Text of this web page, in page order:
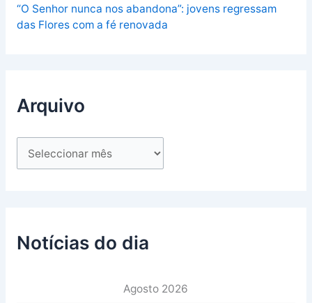
“O Senhor nunca nos abandona”: jovens regressam
das Flores com a fé renovada
Arquivo
Notícias do dia
Agosto 2026